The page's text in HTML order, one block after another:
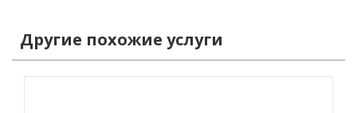
Другие похожие услуги